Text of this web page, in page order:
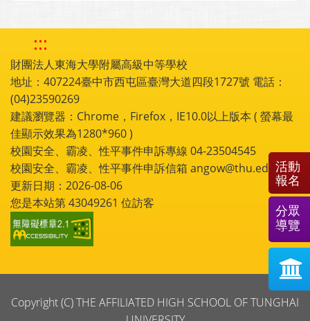
:::
財團法人東海大學附屬高級中等學校
地址：407224臺中市西屯區臺灣大道四段1727號 電話：
(04)23590269
建議瀏覽器：Chrome，Firefox，IE10.0以上版本 ( 螢幕最
佳顯示效果為1280*960 )
校園安全、霸凌、性平事件申訴專線 04-23504545
校園安全、霸凌、性平事件申訴信箱 angow@thu.edu.tw
更新日期：2026-08-06
您是本站第43049261 位訪客
Copyright (C) THE AFFILIATED HIGH SCHOOL OF TUNGHAI
活動
報名
分眾
導覽